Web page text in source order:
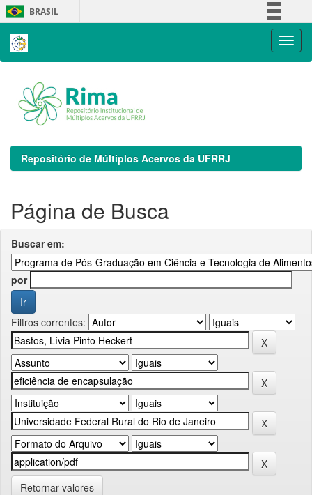
Skip
navigation
BRASIL
Repositório de Múltiplos Acervos da UFRRJ
Página de Busca
Buscar em:
por
Filtros correntes:
Retornar valores